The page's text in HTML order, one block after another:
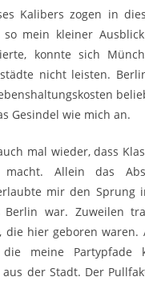
Kalibers zogen in
so mein kleiner
konnte sich
nicht leisten.
Gesindel wie mich an.
mal wieder, dass
Allein das
mir den Sprung
Berlin war. Zuweilen
die hier geboren waren.
die meine Partypfade
der Stadt. Der